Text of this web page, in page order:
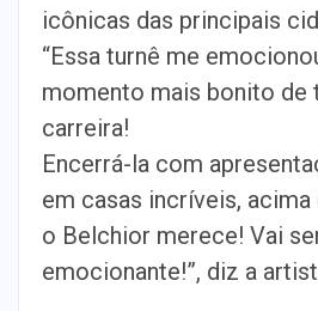
icônicas das principais
“Essa turnê me
momento mais bonito de
carreira!
Encerrá-la com
em casas incríveis,
o Belchior merece! Vai
emocionante!”, diz a